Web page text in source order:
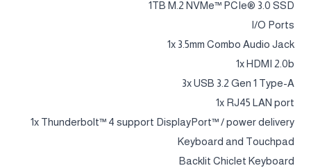
1TB M.2 NVMe™ PCIe® 3.0 SSD
I/O Ports
1x 3.5mm Combo Audio Jack
1x HDMI 2.0b
3x USB 3.2 Gen 1 Type-A
1x RJ45 LAN port
1x Thunderbolt™ 4 support DisplayPort™ / power delivery
Keyboard and Touchpad
Backlit Chiclet Keyboard